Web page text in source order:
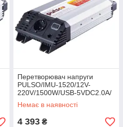
Перетворювач напруги
PULSO/IMU-1520/12V-
220V/1500W/USB-5VDC2.0A/
мод.хвиля/клеми
Немає в наявності
4 393 ₴